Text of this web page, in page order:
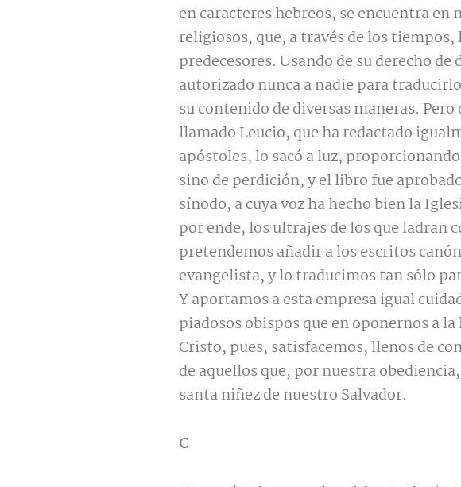
en caracteres hebreos, se encuentra en
religiosos, que, a través de los tiempos,
predecesores. Usando de su derecho
autorizado nunca a nadie para
su contenido de diversas maneras.
llamado Leucio, que ha redactado
apóstoles, lo sacó a luz,
sino de perdición, y el libro fue
sínodo, a cuya voz ha hecho bien la
por ende, los ultrajes de los que ladran
pretendemos añadir a los escritos
evangelista, y lo traducimos tan sólo
Y aportamos a esta empresa igual
piadosos obispos que en oponernos a
Cristo, pues, satisfacemos, llenos de
de aquellos que, por nuestra
santa niñez de nuestro Salvador.
C